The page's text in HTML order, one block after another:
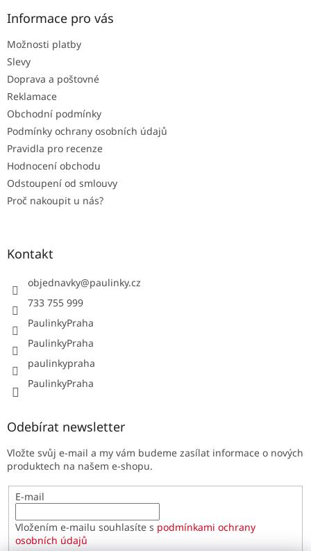
Informace pro vás
Možnosti platby
Slevy
Doprava a poštovné
Reklamace
Obchodní podmínky
Podmínky ochrany osobních údajů
Pravidla pro recenze
Hodnocení obchodu
Odstoupení od smlouvy
Proč nakoupit u nás?
Kontakt
objednavky@paulinky.cz
733 755 999
PaulinkyPraha
PaulinkyPraha
paulinkypraha
PaulinkyPraha
Odebírat newsletter
Vložte svůj e-mail a my vám budeme zasílat informace o nových
produktech na našem e-shopu.
E-mail
Vložením e-mailu souhlasíte s podmínkami ochrany
osobních údajů